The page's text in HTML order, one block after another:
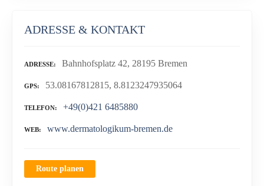
ADRESSE & KONTAKT
ADRESSE Bahnhofsplatz 42, 28195 Bremen
GPS 53.08167812815, 8.8123247935064
TELEFON +49(0)421 6485880
WEB www.dermatologikum-bremen.de
Route planen